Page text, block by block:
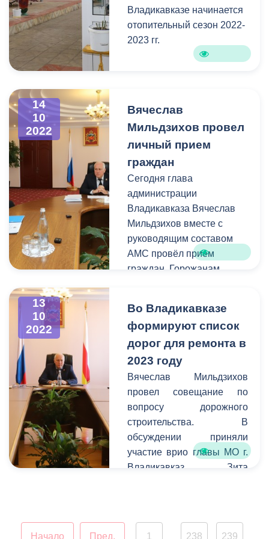
Владикавказе начинается
отопительный сезон 2022-
2023 гг.
14
10
2022
Вячеслав
Мильдзихов провел
личный прием
граждан
Сегодня глава
администрации
Владикавказа Вячеслав
Мильдзихов вместе с
руководящим составом
АМС провёл прием
граждан. Горожанам
социально важных, но и
личных вопросов.
13
10
2022
Во Владикавказе
формируют список
дорог для ремонта в
2023 году
Вячеслав Мильдзихов
провел совещание по
вопросу дорожного
строительства. В
обсуждении приняли
участие врио главы МО г.
Владикавказ Зита
руководитель Управления
Начало Пред.
1
238 239